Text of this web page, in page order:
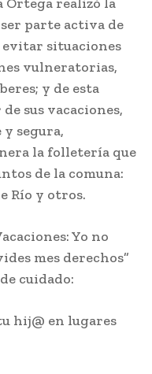
Ortega realizó la
parte activa de
evitar situaciones
vulneratorias,
y de esta
sus vacaciones,
segura,
la folletería que
de la comuna:
Río y otros.
Yo no
mes derechos”
cuidado:
hij@ en lugares